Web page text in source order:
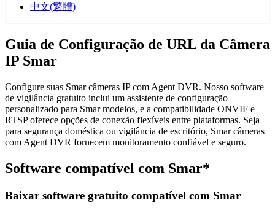
中文(繁體)
Guia de Configuração de URL da Câmera
IP Smar
Configure suas Smar câmeras IP com Agent DVR. Nosso software
de vigilância gratuito inclui um assistente de configuração
personalizado para Smar modelos, e a compatibilidade ONVIF e
RTSP oferece opções de conexão flexíveis entre plataformas. Seja
para segurança doméstica ou vigilância de escritório, Smar câmeras
com Agent DVR fornecem monitoramento confiável e seguro.
Software compatível com Smar*
Baixar software gratuito compatível com Smar